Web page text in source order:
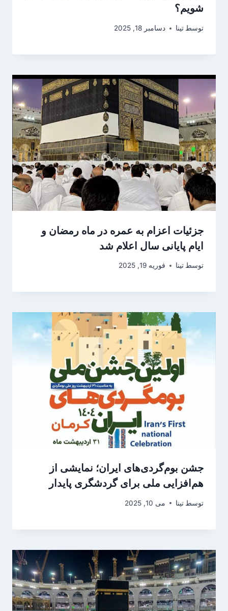
شویم؟
توسط تینا دسامبر 18, 2025
جزئیات اعزام به عمره در ماه رمضان و
ایام پایانی سال اعلام شد
توسط تینا فوریه 19, 2025
جشن بوم‌گردی‌های ایران؛ نمایشی از
هم‌افزایی ملی برای گردشگری پایدار
توسط تینا می 10, 2025